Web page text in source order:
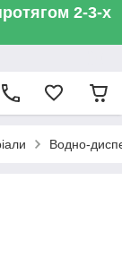
2-3-х
Водно-